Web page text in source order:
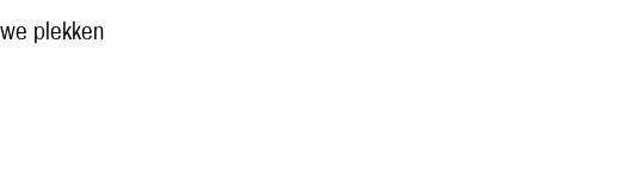
plekken